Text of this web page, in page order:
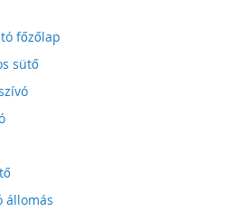
főzőlap
sütő
állomás